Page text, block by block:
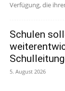
Verfügung, die
Schulen
5. August 2026